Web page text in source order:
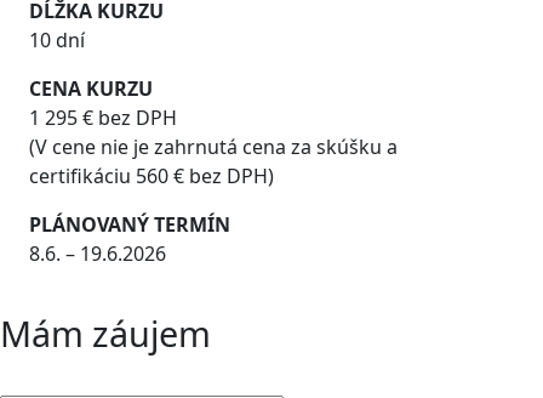
DĹŽKA KURZU
10 dní
CENA KURZU
1 295 € bez DPH
(V cene nie je zahrnutá cena za skúšku a
certifikáciu 560 € bez DPH)
PLÁNOVANÝ TERMÍN
8.6. – 19.6.2026
Mám záujem